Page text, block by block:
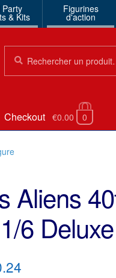
& Kits
Figurines
d'action
Checkout €0.00 0
Aliens
6
Le